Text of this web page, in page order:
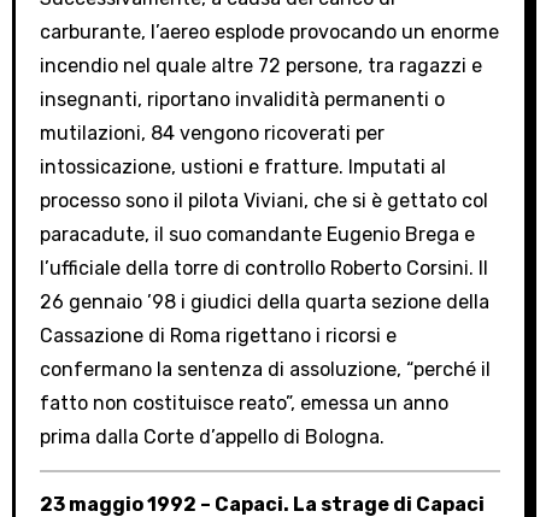
carburante, l’aereo esplode provocando un enorme
incendio nel quale altre 72 persone, tra ragazzi e
insegnanti, riportano invalidità permanenti o
mutilazioni, 84 vengono ricoverati per
intossicazione, ustioni e fratture. Imputati al
processo sono il pilota Viviani, che si è gettato col
paracadute, il suo comandante Eugenio Brega e
l’ufficiale della torre di controllo Roberto Corsini. Il
26 gennaio ’98 i giudici della quarta sezione della
Cassazione di Roma rigettano i ricorsi e
confermano la sentenza di assoluzione, “perché il
fatto non costituisce reato”, emessa un anno
prima dalla Corte d’appello di Bologna.
23 maggio 1992 – Capaci. La strage di Capaci